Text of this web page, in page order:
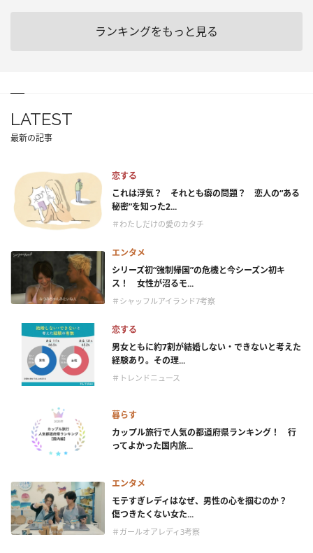
ランキングをもっと見る
LATEST
最新の記事
恋する
これは浮気？ それとも癖の問題？ 恋人の“ある
秘密”を知った2...
＃わたしだけの愛のカタチ
エンタメ
シリーズ初“強制帰国”の危機と今シーズン初キ
ス！ 女性が沼るモ...
＃シャッフルアイランド7考察
恋する
男女ともに約7割が結婚しない・できないと考えた
経験あり。その理...
＃トレンドニュース
暮らす
カップル旅行で人気の都道府県ランキング！ 行
ってよかった国内旅...
エンタメ
モテすぎレディはなぜ、男性の心を掴むのか？
傷つきたくない女た...
＃ガールオアレディ3考察